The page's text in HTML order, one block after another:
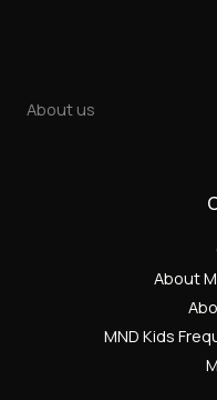
About us
About
MND Kids